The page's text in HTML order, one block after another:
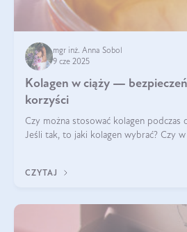
mgr inż. Anna Sobol
9 cze 2025
Kolagen w ciąży —
korzyści
Czy można stosować kolagen podczas
Jeśli tak, to jaki kolagen wybrać? Czy
CZYTAJ